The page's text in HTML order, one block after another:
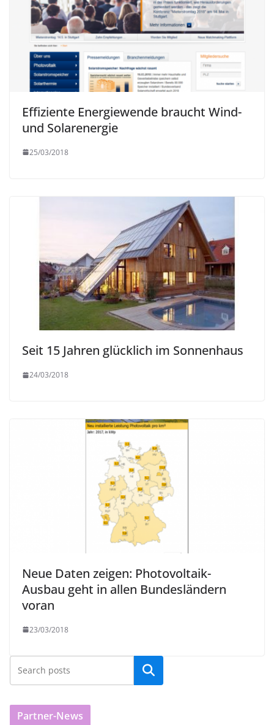
Effiziente Energiewende braucht Wind-
und Solarenergie
25/03/2018
Seit 15 Jahren glücklich im Sonnenhaus
24/03/2018
Neue Daten zeigen: Photovoltaik-
Ausbau geht in allen Bundesländern
voran
23/03/2018
Partner-News